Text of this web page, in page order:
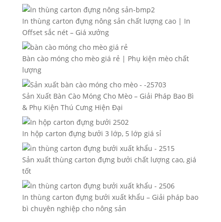
In thùng carton đựng nông sản chất lượng cao | In
Offset sắc nét – Giá xưởng
Bàn cào móng cho mèo giá rẻ | Phụ kiện mèo chất
lượng
Sản Xuất Bàn Cào Móng Cho Mèo – Giải Pháp Bao Bì
& Phụ Kiện Thú Cưng Hiện Đại
In hộp carton đựng bưởi 3 lớp, 5 lớp giá sỉ
Sản xuất thùng carton đựng bưởi chất lượng cao, giá
tốt
In thùng carton đựng bưởi xuất khẩu – Giải pháp bao
bì chuyên nghiệp cho nông sản